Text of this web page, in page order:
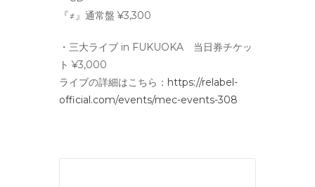
『≠』通常盤 ¥3,300
・三大ライブ in FUKUOKA 当日券チケッ
ト ¥3,000
ライブの詳細はこちら： https://relabel-
official.com/events/mec-events-308